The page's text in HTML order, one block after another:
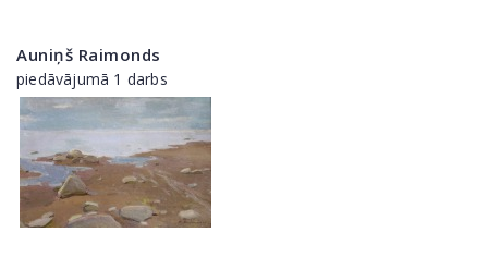
Auniņš Raimonds
piedāvājumā 1 darbs